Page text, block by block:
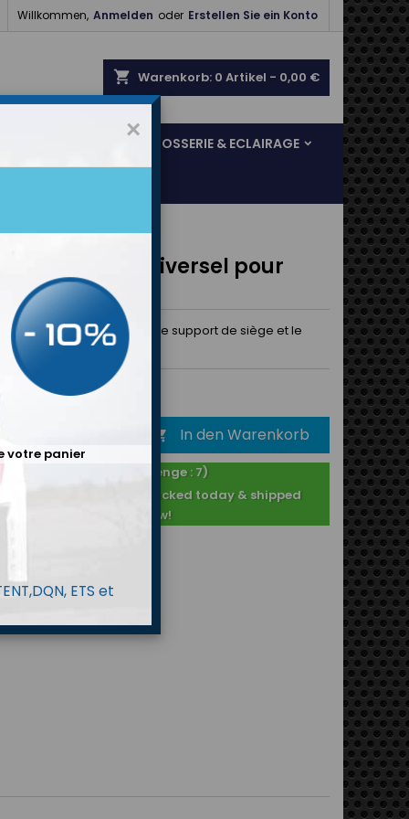
Willkommen, Anmelden oder Erstellen Sie ein Konto
shopping_cart Warenkorb: 0 Artikel - 0,00 €
CARROSSERIE & ECLAIRAGE
coulissant universel pour
coulissant à monter entre le support de siège et le
Bruttopreis
 In den Warenkorb
Auf Lager ! (Menge : 7)
Purchased after 2PM : packed today & shipped
tomorrow!
×
votre panier
ETS et